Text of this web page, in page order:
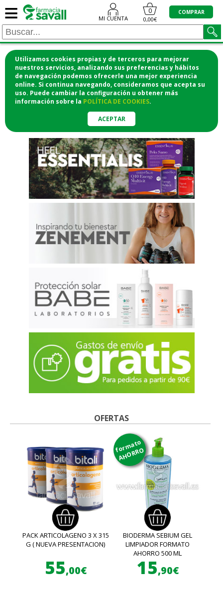
Utilizamos cookies propias y de terceros para mejorar
nuestros servicios, analizando sus preferencias y hábitos
de navegación podemos ofrecerle una mejor experiencia
online. Si continua navegando, consideramos que acepta su
uso. Puede cambiar la configuración u obtener más
información sobre la POLÍTICA DE COOKIES.
ACEPTAR
≡ MI CUENTA
0
0,00€
COMPRAR
¡COMPRA CÓMODAMENTE
DESDE CASA Y RECOGE EN LA
FARMACIA!o si lo prefieres te lo mandamos
a casa
OFERTAS
PACK ARTICOLAGENO 3 X 315
G ( NUEVA PRESENTACION)
55,00€
formato
AHORRO
BIODERMA SEBIUM GEL
LIMPIADOR FORMATO
AHORRO 500 ML
15,90€